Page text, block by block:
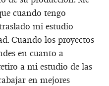
cuando tengo
mi estudio
Cuando los proyectos
en cuanto a
a mi estudio de las
en mejores